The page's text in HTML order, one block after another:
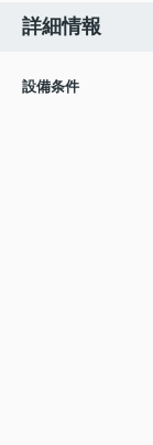
詳細情報
設備条件